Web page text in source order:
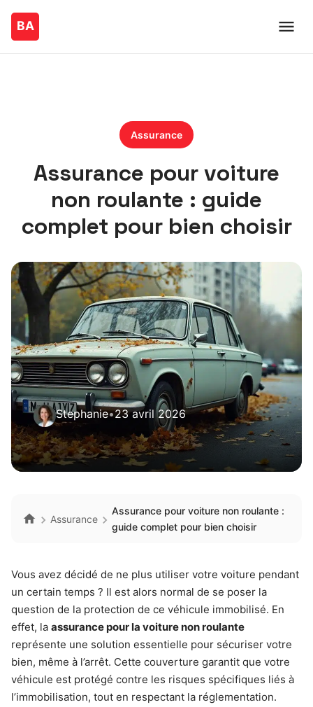
Assurance
Assurance pour voiture
non roulante : guide
complet pour bien choisir
Stephanie•23 avril 2026
Assurance
Assurance pour voiture non roulante :
guide complet pour bien choisir
Vous avez décidé de ne plus utiliser votre voiture pendant
un certain temps ? Il est alors normal de se poser la
question de la protection de ce véhicule immobilisé. En
effet, la assurance pour la voiture non roulante
représente une solution essentielle pour sécuriser votre
bien, même à l’arrêt. Cette couverture garantit que votre
véhicule est protégé contre les risques spécifiques liés à
l’immobilisation, tout en respectant la réglementation.